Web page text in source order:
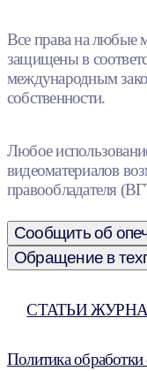
Все права на любые
защищены в
международным
собственности.
Любое
видеоматериалов
правообладателя
Сообщить об
Обращение в
СТАТЬИ
Политика